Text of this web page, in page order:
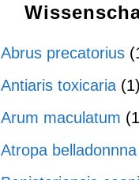
Abrus precatorius
Antiaris toxicaria (1)
Arum maculatum
Atropa belladonnna